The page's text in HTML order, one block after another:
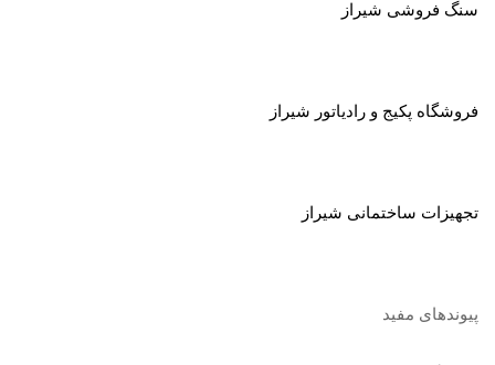
سنگ فروشی شیراز
فروشگاه پکیج و رادیاتور شیراز
تجهیزات ساختمانی شیراز
پیوندهای مفید